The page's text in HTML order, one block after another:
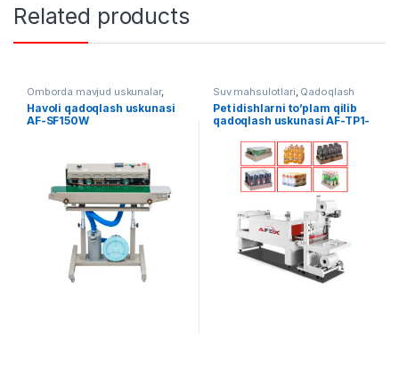
Related products
Omborda mavjud uskunalar,
Qadoqlash
Havoli qadoqlash uskunasi
AF-SF150W
Suv mahsulotlari Qadoqlash
Pet idishlarni to’plam qilib
qadoqlash uskunasi AF-TP1-